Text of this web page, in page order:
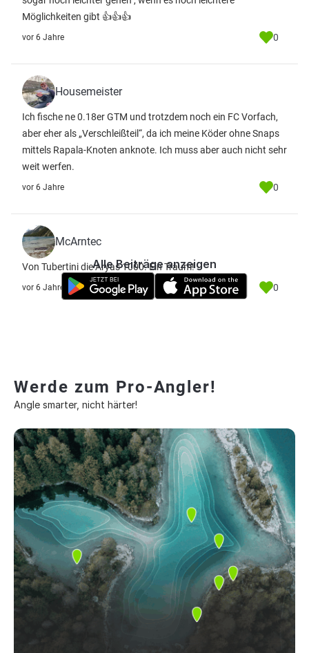
Möglichkeiten gibt 👍👍👍
vor 6 Jahre 0
Housemeister
Ich fische ne 0.18er GTM und trotzdem noch ein FC Vorfach,
aber eher als „Verschleißteil“, da ich meine Köder ohne Snaps
mittels Rapala-Knoten anknote. Ich muss aber auch nicht sehr
weit werfen.
vor 6 Jahre 0
McArntec
Von Tubertini die Aryas 1000. Ein Traum!
vor 6 Jahre 0
Alle Beiträge anzeigen
Werde zum Pro-Angler!
Angle smarter, nicht härter!